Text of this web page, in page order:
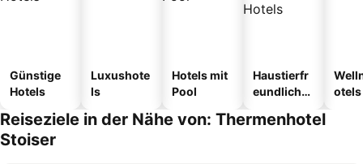
Günstige
Hotels
Luxushote
ls
Hotels mit
Pool
Haustierfr
eundliche
otels
Reiseziele in der Nähe von: Thermenhotel
Stoiser